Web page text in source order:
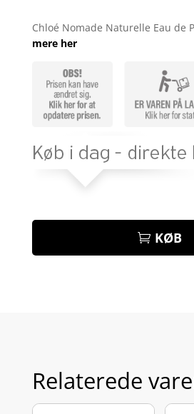
ud af 5
baseret
mmelser
Chloé Nomade Naturelle Eau de
mere her
KØB
Relaterede